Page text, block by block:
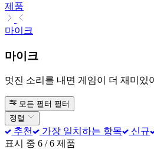
제품
마이크
마이크
멋진 소리를 내면 게임이 더 재미있
모든 필터 필터
정렬
추천 가장 일치하는 항목 신규
표시 중 6 / 6 제품